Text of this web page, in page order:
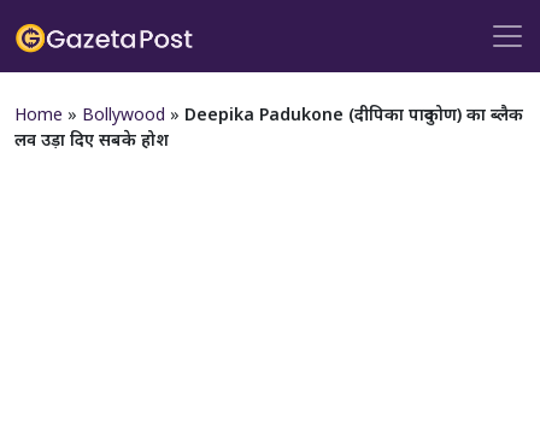
Home » Bollywood » Deepika Padukone (दीपिका पादुकोण) का ब्लैक
लव उड़ा दिए सबके होश